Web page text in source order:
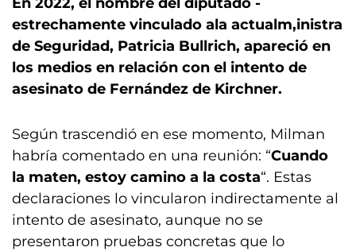
estrechamente vinculado ala actualm,inistra
de Seguridad, Patricia Bullrich, apareció en
los medios en relación con el intento de
asesinato de Fernández de Kirchner.
Según trascendió en ese momento, Milman
habría comentado en una reunión: “Cuando
la maten, estoy camino a la costa“. Estas
declaraciones lo vincularon indirectamente al
intento de asesinato, aunque no se
presentaron pruebas concretas que lo